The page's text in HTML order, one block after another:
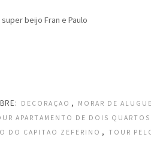
beijo Fran e Paulo
DECORAÇAO , MORAR DE
APARTAMENTO DE DOIS QUARTOS
DO CAPITAO ZEFERINO , TOUR